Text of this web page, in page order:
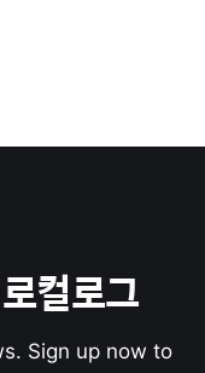
컬로그
Sign up now to